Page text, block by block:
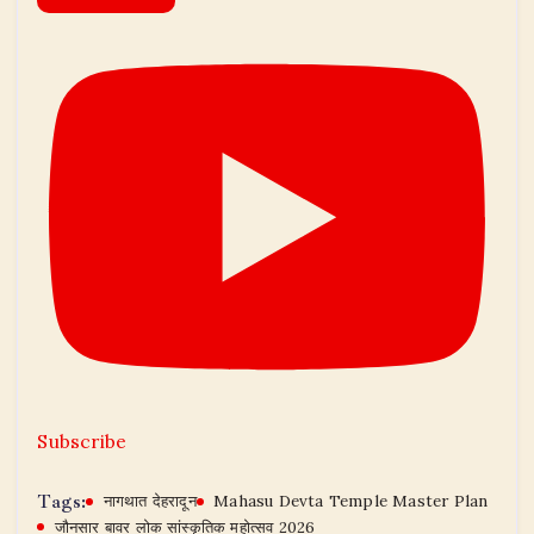
Subscribe
Tags: नागथात देहरादून
Mahasu Devta Temple Master Plan
जौनसार बावर लोक सांस्कृतिक महोत्सव 2026